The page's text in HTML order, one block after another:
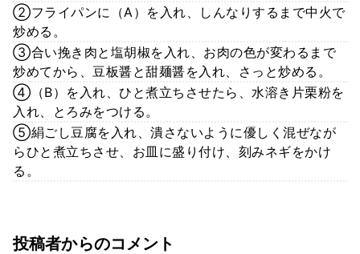
②フライパンに（A）を入れ、しんなりするまで中火で
炒める。
③合い挽き肉と塩胡椒を入れ、お肉の色が変わるまで
炒めてから、豆板醤と甜麺醤を入れ、さっと炒める。
④（B）を入れ、ひと煮立ちさせたら、水溶き片栗粉を
入れ、とろみをつける。
⑤絹ごし豆腐を入れ、潰さないように優しく混ぜなが
らひと煮立ちさせ、お皿に盛り付け、刻みネギをかけ
る。
投稿者からのコメント